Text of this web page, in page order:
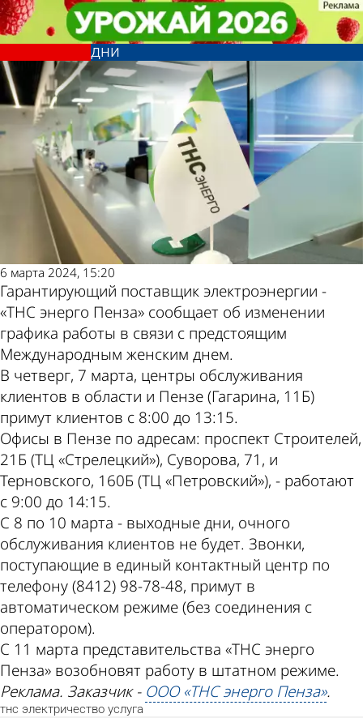
В «ТНС энерго Пенза» рассказали
о графике работы в праздничные
дни
Общество
6 марта 2024, 15:20
Гарантирующий поставщик электроэнергии -
«ТНС энерго Пенза» сообщает об изменении
графика работы в связи с предстоящим
Международным женским днем.
В четверг, 7 марта, центры обслуживания
клиентов в области и Пензе (Гагарина, 11Б)
примут клиентов с 8:00 до 13:15.
Офисы в Пензе по адресам: проспект Строителей,
21Б (ТЦ «Стрелецкий»), Суворова, 71, и
Терновского, 160Б (ТЦ «Петровский»), - работают
с 9:00 до 14:15.
С 8 по 10 марта - выходные дни, очного
обслуживания клиентов не будет. Звонки,
поступающие в единый контактный центр по
телефону (8412) 98-78-48, примут в
автоматическом режиме (без соединения с
оператором).
С 11 марта представительства «ТНС энерго
Пенза» возобновят работу в штатном режиме.
Реклама. Заказчик - ООО «ТНС энерго Пенза».
тнс электричество услуга
В «ТНС энерго Пенза» рассказали
о графике работы в праздничные
дни
Общество
Другие новости по
теме
Погода и курсы
валют в Пензе